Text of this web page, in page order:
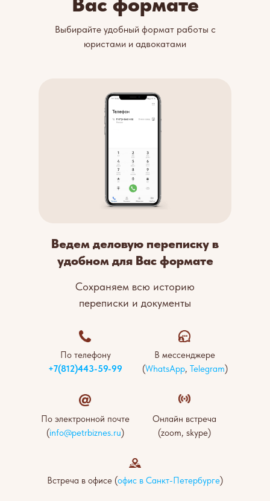
Выбирайте удобный формат работы с
юристами и адвокатами
Ведем деловую переписку в
удобном для Вас формате
Сохраняем всю историю
переписки и документы
По телефону
+7(812)443-59-99
В мессенджере
(WhatsApp, Telegram)
По электронной почте
(info@petrbiznes.ru)
Онлайн встреча
(zoom, skype)
Встреча в офисе (офис в Санкт-Петербурге)